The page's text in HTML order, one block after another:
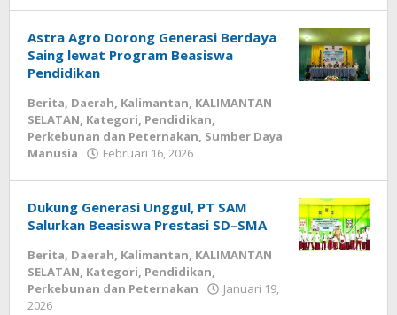
2026
kalseltenginfo.com
Astra Agro Dorong Generasi Berdaya
Saing lewat Program Beasiswa
Pendidikan
Berita, Daerah, Kalimantan, KALIMANTAN
SELATAN, Kategori, Pendidikan,
Perkebunan dan Peternakan, Sumber Daya
Manusia
Februari 16, 2026
Dukung Generasi Unggul, PT SAM
Salurkan Beasiswa Prestasi SD–SMA
Berita, Daerah, Kalimantan, KALIMANTAN
SELATAN, Kategori, Pendidikan,
Perkebunan dan Peternakan
Januari 19,
2026